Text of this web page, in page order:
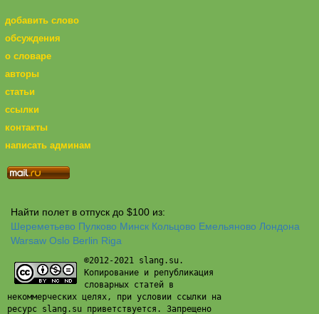
добавить слово
обсуждения
о словаре
авторы
статьи
ссылки
контакты
написать админам
Найти полет в отпуск до $100 из:
Шереметьево Пулково Минск Кольцово Емельяново Лондона
Warsaw Oslo Berlin Riga
©2012-2021 slang.su.
Копирование и републикация
словарных статей в
некоммерческих целях, при условии ссылки на
ресурс slang.su приветствуется. Запрещено